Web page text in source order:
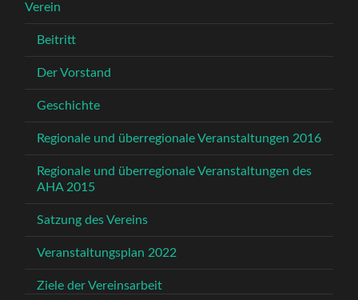
Verein
Beitritt
Der Vorstand
Geschichte
Regionale und überregionale Veranstaltungen 2016
Regionale und überregionale Veranstaltungen des
AHA 2015
Satzung des Vereins
Veranstaltungsplan 2022
Ziele der Vereinsarbeit